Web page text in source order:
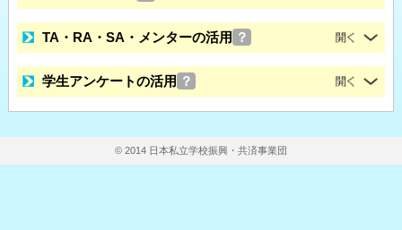
TA・RA・SA・メンターの活用 ？
学生アンケートの活用 ？
© 2014 日本私立学校振興・共済事業団